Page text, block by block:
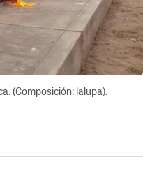
(Composición: lalupa).